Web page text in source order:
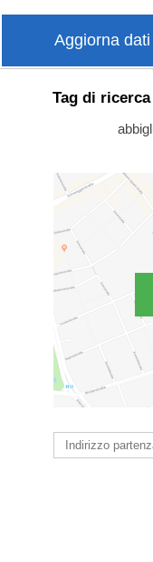
Aggiorna dati
Tag di